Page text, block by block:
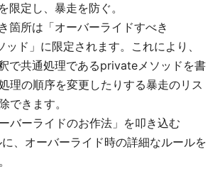
限定し、暴走を防ぐ。
箇所は「オーバーライドすべき
ド」に限定されます。これにより、
で共通処理であるprivateメソッドを書
理の順序を変更したりする暴走のリス
できます。
バーライドのお作法」を叩き込む
、オーバーライド時の詳細なルールを